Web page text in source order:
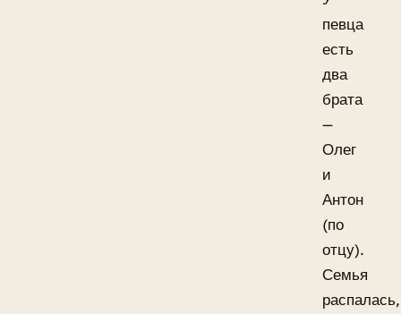
певца
есть
два
брата
—
Олег
и
Антон
(по
отцу).
Семья
распалась,